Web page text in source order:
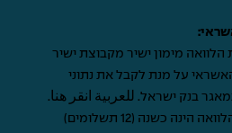
הלוואה מימון ישיר מקבוצת ישיר
האשראי על מנת לקבל את נתוני
בנק ישראל. للعربية انقر هنا.
התקופה המינימלית להחזר הלוואה הינה כשנה (12 תשלומים)